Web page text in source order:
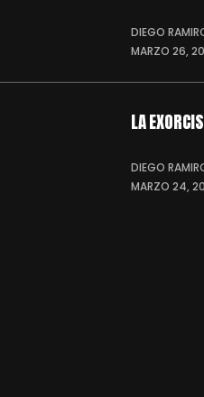
DIEGO
MARZO 26,
LA
DIEGO
MARZO 24,